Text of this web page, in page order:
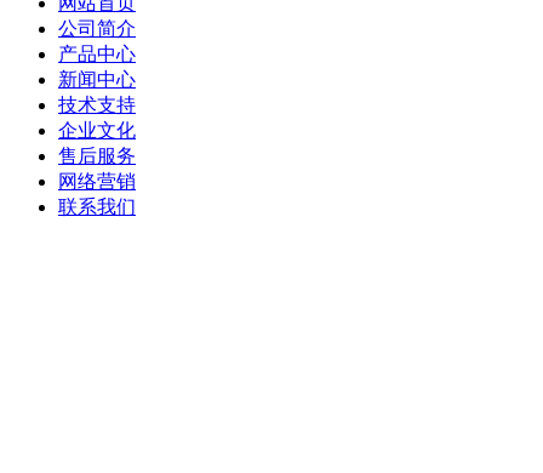
公司简介
产品中心
新闻中心
技术支持
企业文化
售后服务
网络营销
联系我们